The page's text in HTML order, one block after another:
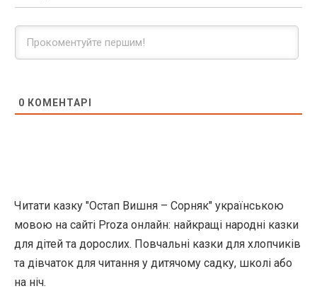
0 КОМЕНТАРІ
Читати казку "Остап Вишня – Сорняк" українською
мовою на сайті Proza онлайн: найкращі народні казки
для дітей та дорослих. Повчальні казки для хлопчиків
та дівчаток для читання у дитячому садку, школі або
на ніч.